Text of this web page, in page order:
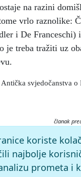
na razini
vrlo raznolike:
i De Franceschi)
je treba tražiti uz
svjedočanstva o
članak
enciklopedija (2005),
Miroslav Krleža,
istra.lzmk.hr/clanak/
koriste
najbolje
prometa i